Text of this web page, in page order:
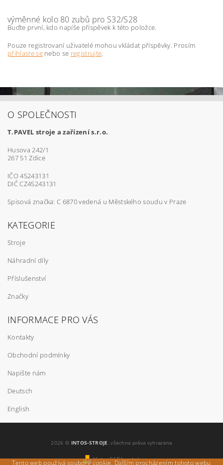
výměnné kolo 80 zubů pro S32/S28
Buďte první, kdo napíše příspěvek k této položce.
Pouze registrovaní uživatelé mohou vkládat příspěvky. Prosím
přihlaste senebo se registrujte
O SPOLEČNOSTI
T.PAVEL stroje a zařízení s.r.o.
Husova 242/1
267 51 Zdice
IČO 45243131
DIČ CZ45243131
Spisová značka: C 6870 vedená u Městského soudu v Praze
KATEGORIE
Stroje
Náhradní díly
Příslušenství
Značky
INFORMACE PRO VÁS
Kontakty
Obchodní podmínky
Napište nám
Deutsch
English
2026 © INTOS-STROJE , všechna práva vyhrazena
Vytvořil Shoptet
Tento web používá soubory cookie. Dalším procházením tohoto webu